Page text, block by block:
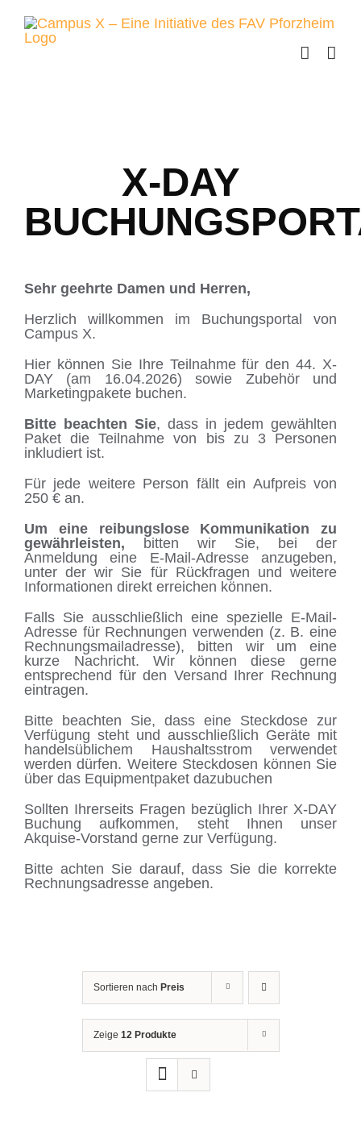
Skip
X-DAY
Sehr geehrte Damen und Herren,
Herzlich willkommen im Buchungsportal von
Campus X.
Hier können Sie Ihre Teilnahme für den 44. X-
DAY (am 16.04.2026) sowie Zubehör und
Marketingpakete buchen.
Bitte beachten Sie, dass in jedem gewählten
Paket die Teilnahme von bis zu 3 Personen
inkludiert ist.
Für jede weitere Person fällt ein Aufpreis von
250 € an.
Um eine reibungslose Kommunikation zu
gewährleisten, bitten wir Sie, bei der
Anmeldung eine E-Mail-Adresse anzugeben,
unter der wir Sie für Rückfragen und weitere
Informationen direkt erreichen können.
Falls Sie ausschließlich eine spezielle E-Mail-
Adresse für Rechnungen verwenden (z. B. eine
Rechnungsmailadresse), bitten wir um eine
kurze Nachricht. Wir können diese gerne
entsprechend für den Versand Ihrer Rechnung
eintragen.
Bitte beachten Sie, dass eine Steckdose zur
Verfügung steht und ausschließlich Geräte mit
handelsüblichem Haushaltsstrom verwendet
werden dürfen. Weitere Steckdosen können Sie
über das Equipmentpaket dazubuchen
Sollten Ihrerseits Fragen bezüglich Ihrer X-DAY
Buchung aufkommen, steht Ihnen unser
Akquise-Vorstand gerne zur Verfügung.
Bitte achten Sie darauf, dass Sie die korrekte
Rechnungsadresse angeben.
Sortieren nach Preis
Zeige 12 Produkte